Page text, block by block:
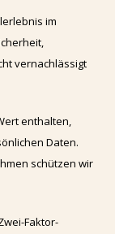
im
vernachlässigt
enthalten,
Daten.
schützen wir
Faktor-